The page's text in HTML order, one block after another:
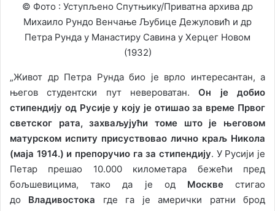
© Фото : Уступљено Спутњику/Приватна архива др
Михаило Рундо Венчање Љубице Дежуловић и др
Петра Рунда у Манастиру Савина у Херцег Новом
(1932)
„Живот др Петра Рунда био је врло интересантан, а
његов студентски пут невероватан.Он је добио
стипендију од Русије у коју је отишао за време Првог
светског рата, захваљујући томе што је његовом
матурском испиту присуствовао лично краљ Никола
(маја 1914.) и препоручио га за стипендију. У Русији је
Петар прешао 10.000 километара бежећи пред
бољшевицима, тако да је од Москвестигао
до Владивостока где га је амерички ратни брод